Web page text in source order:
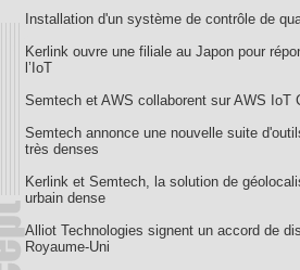
Installation d'un système de contrôle de
Kerlink ouvre une filiale au Japon pour
l’IoT
Semtech et AWS collaborent sur AWS IoT
Semtech annonce une nouvelle suite
très denses
Kerlink et Semtech, la solution de
urbain dense
Alliot Technologies signent un accord de
Royaume-Uni